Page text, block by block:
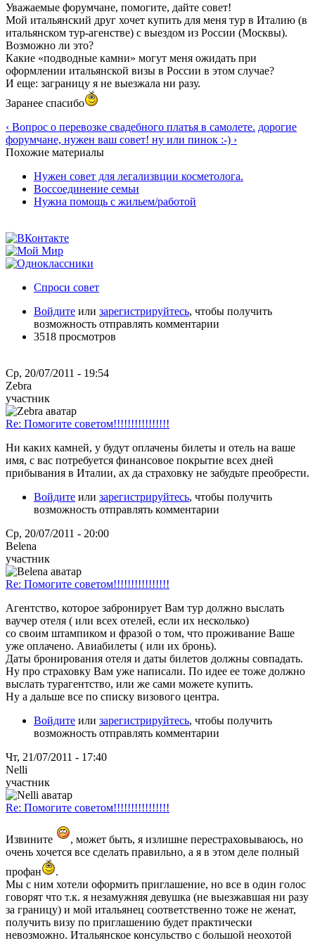
Уважаемые форумчане, помогите, дайте совет!
Мой итальянский друг хочет купить для меня тур в Италию (в
итальянском тур-агенстве) с выездом из России (Москвы).
Возможно ли это?
Какие «подводные камни» могут меня ожидать при
оформлении итальянской визы в России в этом случае?
И еще: заграницу я не выезжала ни разу.
Заранее спасибо
‹ Вопрос о перевозке свадебного платья в самолете. дорогие
форумчане, нужен ваш совет! ну или пинок :-) ›
Похожие материалы
Нужен совет для легализвции косметолога.
Воссоединение семьи
Нужна помощь с жильем/работой
Спроси совет
Войдите или зарегистрируйтесь, чтобы получить
возможность отправлять комментарии
3518 просмотров
Ср, 20/07/2011 - 19:54
Zebra
участник
Re: Помогите советом!!!!!!!!!!!!!!!!
Ни каких камней, у будут оплачены билеты и отель на ваше
имя, с вас потребуется финансовое покрытие всех дней
прибывания в Италии, ах да страховку не забудьте преобрести.
Войдите или зарегистрируйтесь, чтобы получить
возможность отправлять комментарии
Ср, 20/07/2011 - 20:00
Belena
участник
Re: Помогите советом!!!!!!!!!!!!!!!!
Агентство, которое забронирует Вам тур должно выслать
ваучер отеля ( или всех отелей, если их несколько)
со своим штампиком и фразой о том, что проживание Ваше
уже оплачено. Авиабилеты ( или их бронь).
Даты бронирования отеля и даты билетов должны совпадать.
Ну про страховку Вам уже написали. По идее ее тоже должно
выслать турагентство, или же сами можете купить.
Ну а дальше все по списку визового центра.
Войдите или зарегистрируйтесь, чтобы получить
возможность отправлять комментарии
Чт, 21/07/2011 - 17:40
Nelli
участник
Re: Помогите советом!!!!!!!!!!!!!!!!
Извините
, может быть, я излишне перестраховываюсь, но
очень хочется все сделать правильно, а я в этом деле полный
профан
.
Мы с ним хотели оформить приглашение, но все в один голос
говорят что т.к. я незамужняя девушка (не выезжавшая ни разу
за границу) и мой итальянец соответственно тоже не женат,
получить визу по приглашению будет практически
невозможно. Итальянское консульство с большой неохотой